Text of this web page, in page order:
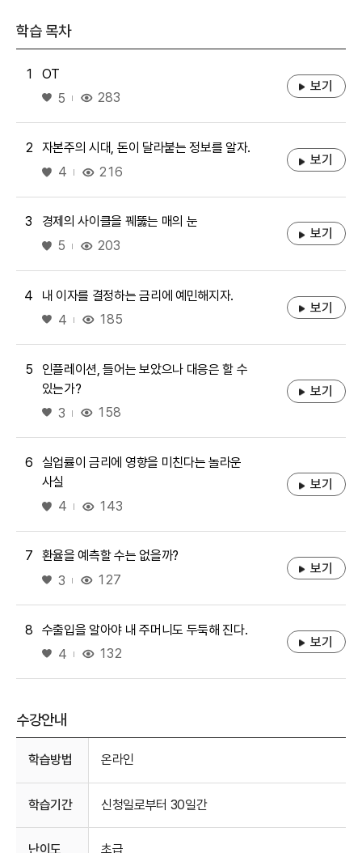
학습 목차
1
OT
좋아요
5 283
보기
2
자본주의 시대, 돈이 달라붙는 정보를 알자.
좋아요
4 216
보기
3
경제의 사이클을 꿰뚫는 매의 눈
좋아요
5 203
보기
4
내 이자를 결정하는 금리에 예민해지자.
좋아요
4 185
보기
5
인플레이션, 들어는 보았으나 대응은 할 수
있는가?
좋아요
3 158
보기
6
실업률이 금리에 영향을 미친다는 놀라운
사실
좋아요
4 143
보기
7
환율을 예측할 수는 없을까?
좋아요
3 127
보기
8
수출입을 알아야 내 주머니도 두둑해 진다.
좋아요
4 132
보기
수강안내
학습방법 온라인
학습기간 신청일로부터 30일간
난이도 초급